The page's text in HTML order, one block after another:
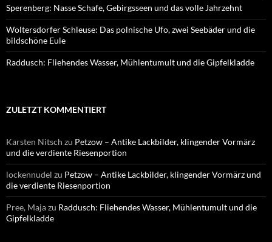
Sperenberg: Nasse Schafe, Gebirgsseen und das volle Jahrzehnt
Woltersdorfer Schleuse: Das polnische Ufo, zwei Seebäder und die
bildschöne Eule
Raddusch: Fliehendes Wasser, Mühlentumult und die Gipfelkladde
ZULETZT KOMMENTIERT
Karsten Nitsch zu Petzow – Antike Lackbilder, klingender Vormärz
und die verdiente Riesenportion
lockennudel zu Petzow – Antike Lackbilder, klingender Vormärz und
die verdiente Riesenportion
Pree, Majazu Raddusch: Fliehendes Wasser, Mühlentumult und die
Gipfelkladde